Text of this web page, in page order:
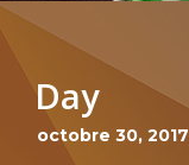
Day
octobre 30, 2017